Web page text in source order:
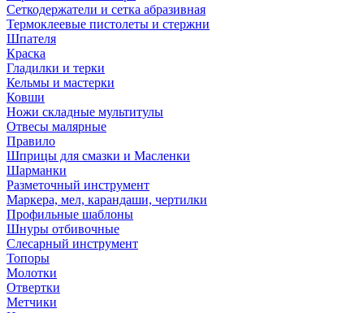
Сеткодержатели и сетка абразивная
Термоклеевые пистолеты и стержни
Шпателя
Краска
Гладилки и терки
Кельмы и мастерки
Ковши
Ножи складные мультитулы
Отвесы малярные
Правило
Шприцы для смазки и Масленки
Шарманки
Разметочный инструмент
Маркера, мел, карандаши, чертилки
Профильные шаблоны
Шнуры отбивочные
Слесарный инструмент
Топоры
Молотки
Отвертки
Метчики